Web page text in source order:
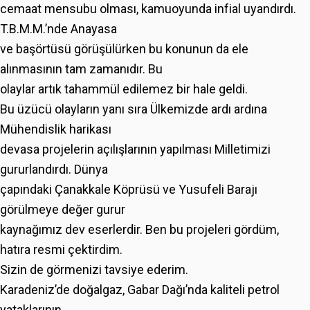
cemaat mensubu olması, kamuoyunda infial uyandırdı.
T.B.M.M.’nde Anayasa
ve başörtüsü görüşülürken bu konunun da ele
alınmasının tam zamanıdır. Bu
olaylar artık tahammül edilemez bir hale geldi.
Bu üzücü olayların yanı sıra Ülkemizde ardı ardına
Mühendislik harikası
devasa projelerin açılışlarının yapılması Milletimizi
gururlandırdı. Dünya
çapındaki Çanakkale Köprüsü ve Yusufeli Barajı
görülmeye değer gurur
kaynağımız dev eserlerdir. Ben bu projeleri gördüm,
hatıra resmi çektirdim.
Sizin de görmenizi tavsiye ederim.
Karadeniz’de doğalgaz, Gabar Dağı’nda kaliteli petrol